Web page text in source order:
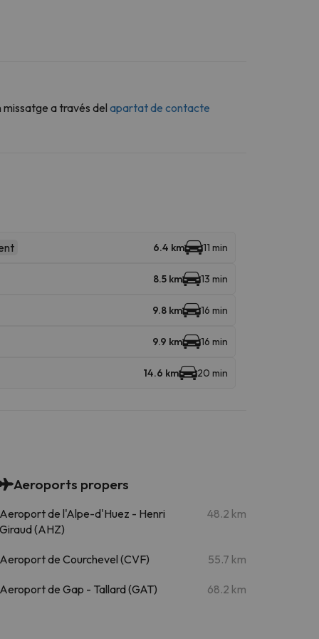
a través del apartat de contacte
6.4 km 11 min
8.5 km 13 min
9.8 km 16 min
9.9 km 16 min
14.6 km 20 min
Aeroports propers
Aeroport de l'Alpe-d'Huez - Henri
Giraud (AHZ)
48.2 km
Aeroport de Courchevel (CVF) 55.7 km
Aeroport de Gap - Tallard (GAT) 68.2 km